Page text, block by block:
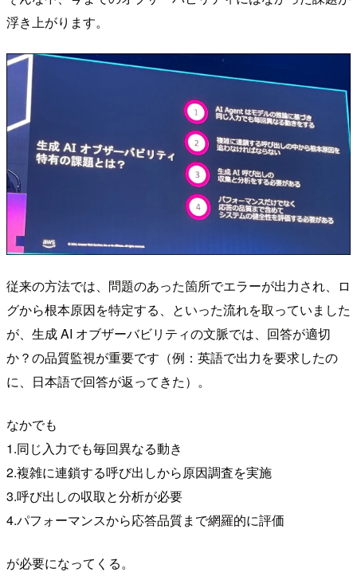
浮き上がります。
従来の方法では、問題のあった箇所でエラーが出力され、ロ
グから根本原因を特定する、といった流れを取っていました
が、生成 AI オブザーバビリティの文脈では、回答が適切
か？の品質監視が重要です（例：英語で出力を要求したの
に、日本語で回答が返ってきた）。
なかでも
1.同じ入力でも毎回異なる動き
2.複雑に連鎖する呼び出しから原因調査を実施
3.呼び出しの収取と分析が必要
4.パフォーマンスから応答品質まで網羅的に評価
が必要になってくる。